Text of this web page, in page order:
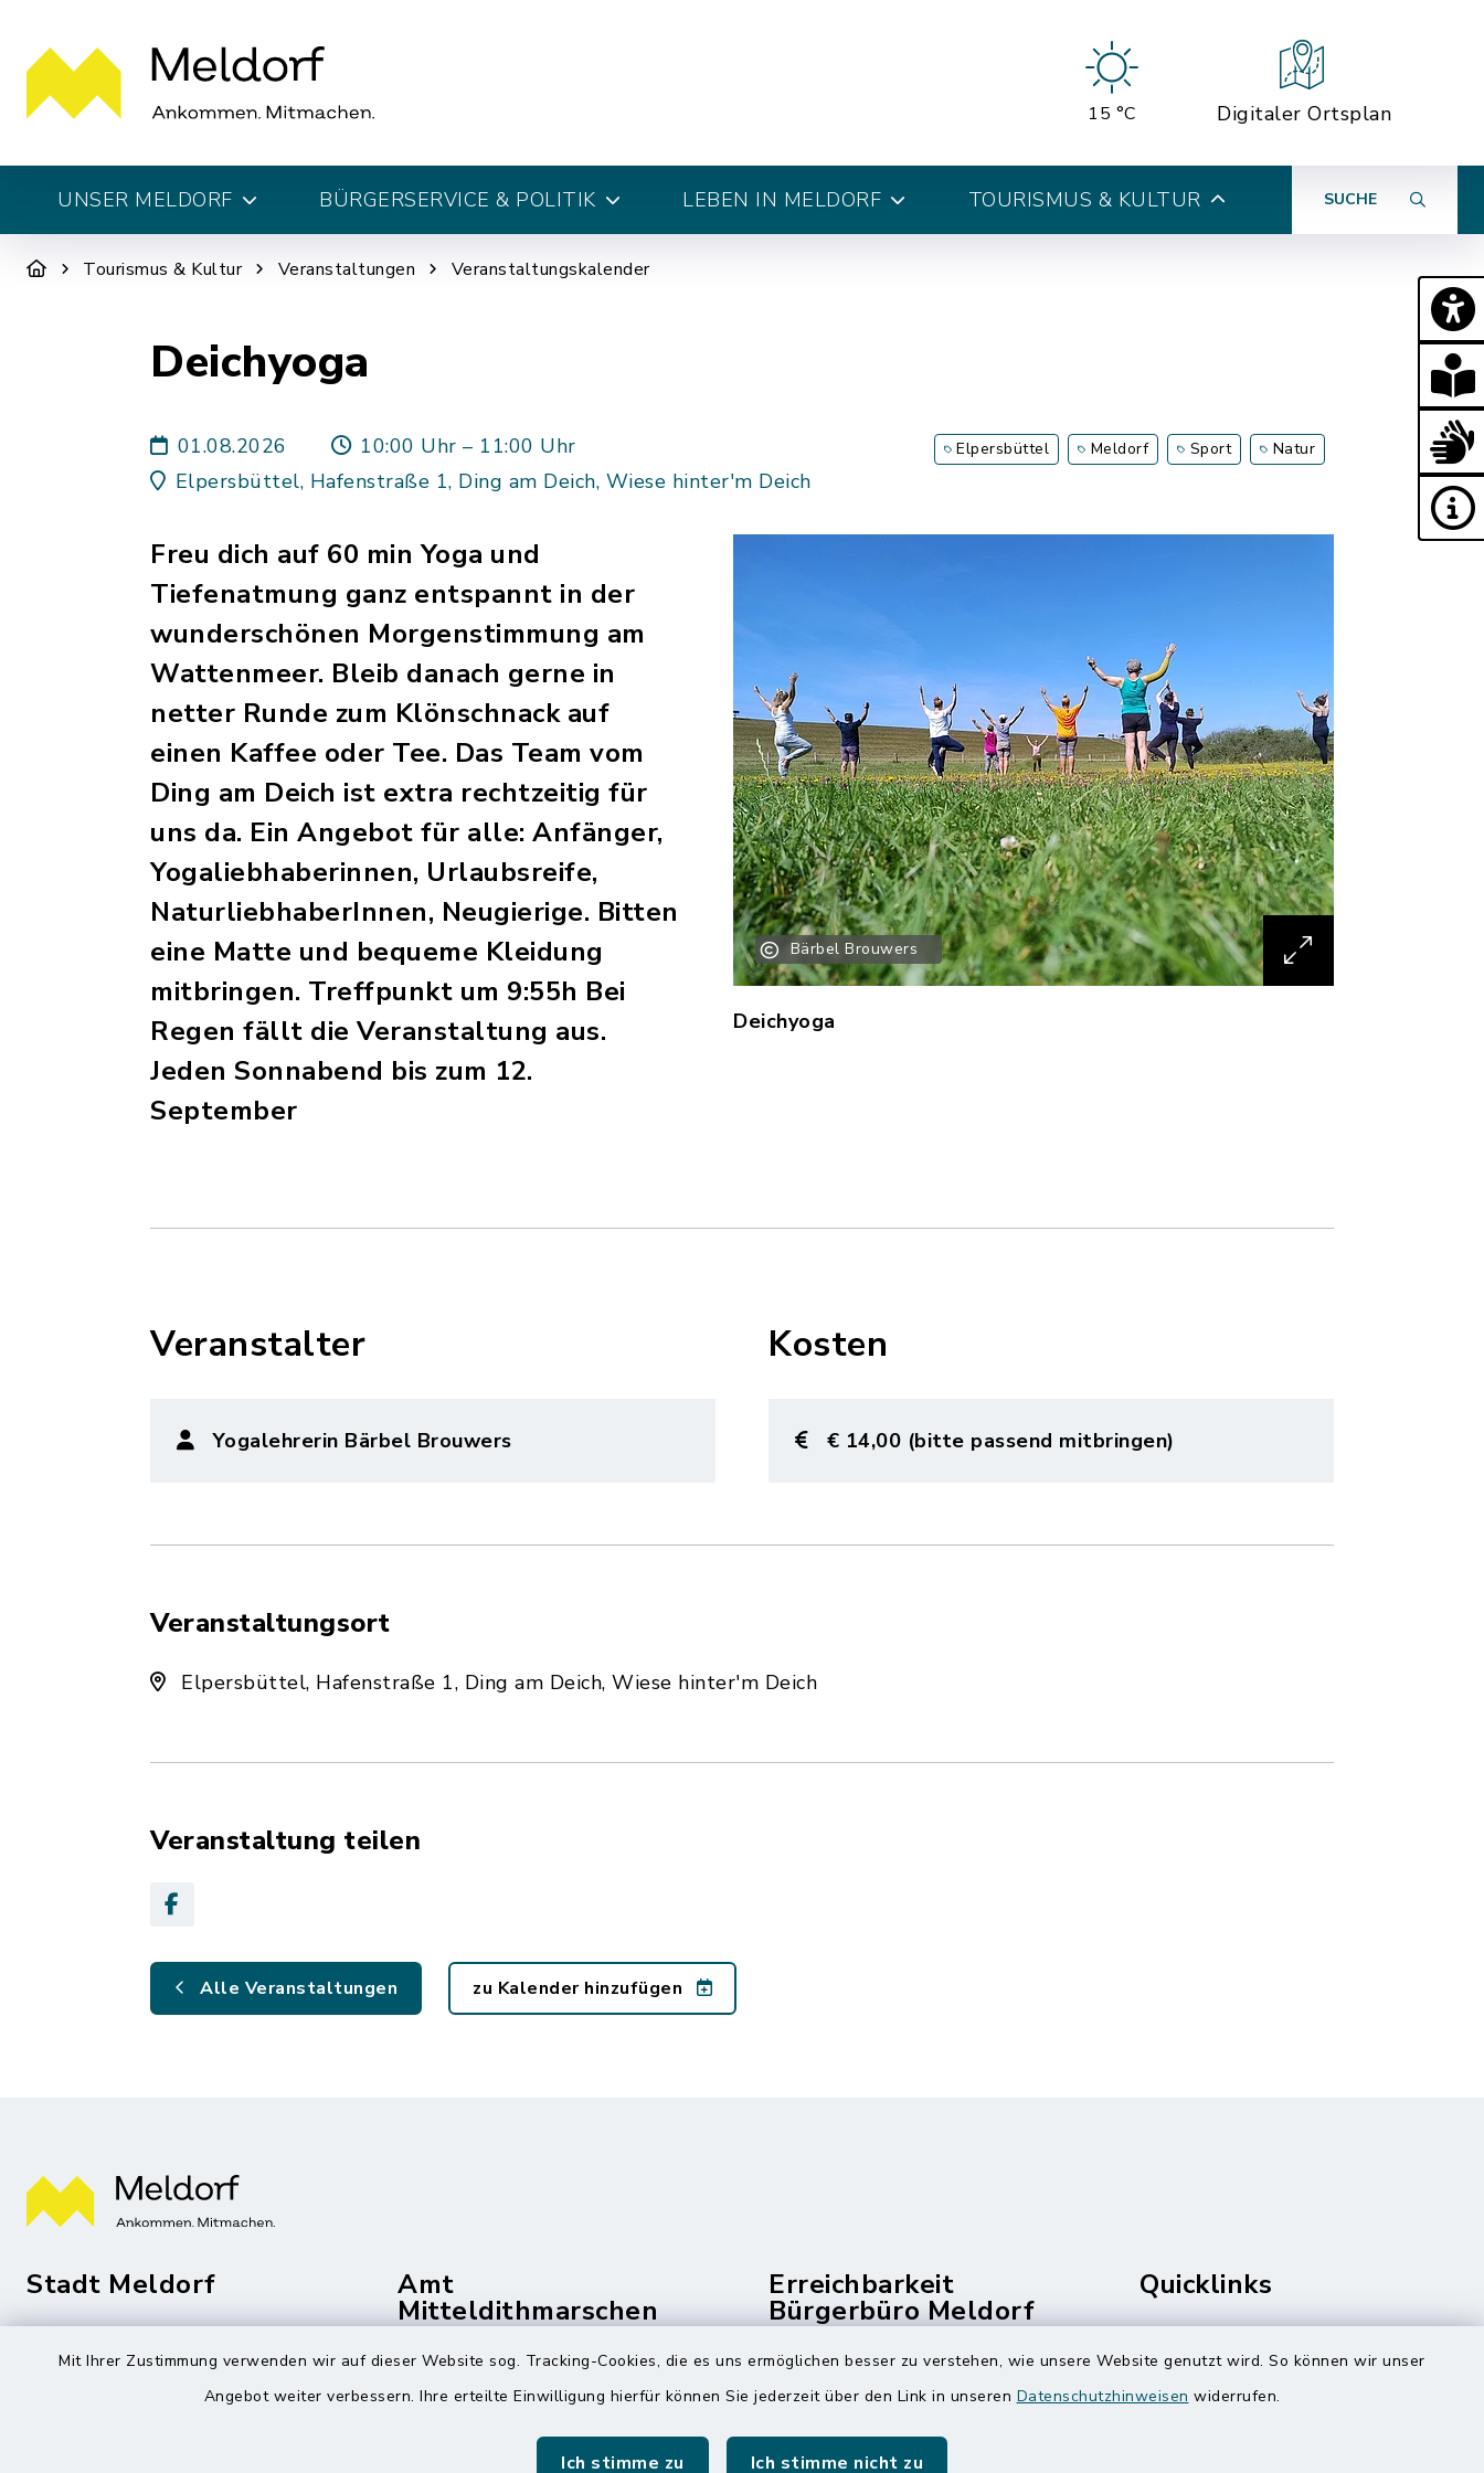
Mit Ihrer Zustimmung verwenden wir auf dieser Website sog. Tracking-Cookies, die es uns ermöglichen besser zu verstehen, wie unsere Website genutzt wird. So können wir unser
Angebot weiter verbessern. Ihre erteilte Einwilligung hierfür können Sie jederzeit über den Link in unseren Datenschutzhinweisen widerrufen.
Ich stimme zu Ich stimme nicht zu
15 °C Digitaler Ortsplan
UNSER MELDORF BÜRGERSERVICE & POLITIK LEBEN IN MELDORF TOURISMUS & KULTUR SUCHE
Tourismus & Kultur Veranstaltungen Veranstaltungskalender
Deichyoga
01.08.2026
10:00 Uhr – 11:00 Uhr
Elpersbüttel, Hafenstraße 1, Ding am Deich, Wiese hinter'm Deich
Elpersbüttel Meldorf Sport Natur
Bärbel Brouwers
Deichyoga
Freu dich auf 60 min Yoga und
Tiefenatmung ganz entspannt in der
wunderschönen Morgenstimmung am
Wattenmeer. Bleib danach gerne in
netter Runde zum Klönschnack auf
einen Kaffee oder Tee. Das Team vom
Ding am Deich ist extra rechtzeitig für
uns da. Ein Angebot für alle: Anfänger,
Yogaliebhaberinnen, Urlaubsreife,
NaturliebhaberInnen, Neugierige. Bitten
eine Matte und bequeme Kleidung
mitbringen. Treffpunkt um 9:55h Bei
Regen fällt die Veranstaltung aus.
Jeden Sonnabend bis zum 12.
September
Veranstalter
Yogalehrerin Bärbel Brouwers
Kosten
€ 14,00 (bitte passend mitbringen)
Veranstaltungsort
Elpersbüttel, Hafenstraße 1, Ding am Deich, Wiese hinter'm Deich
Veranstaltung teilen
Alle Veranstaltungen zu Kalender hinzufügen
Stadt Meldorf
Zingelstraße 2
Amt
Mitteldithmarschen
Roggenstraße 14
25704 Meldorf
04832 6065-0
Erreichbarkeit
Bürgerbüro Meldorf
und Telefonzentrale
Montag und Freitag
Quicklinks
Speicherkoog Meldorfer Koog